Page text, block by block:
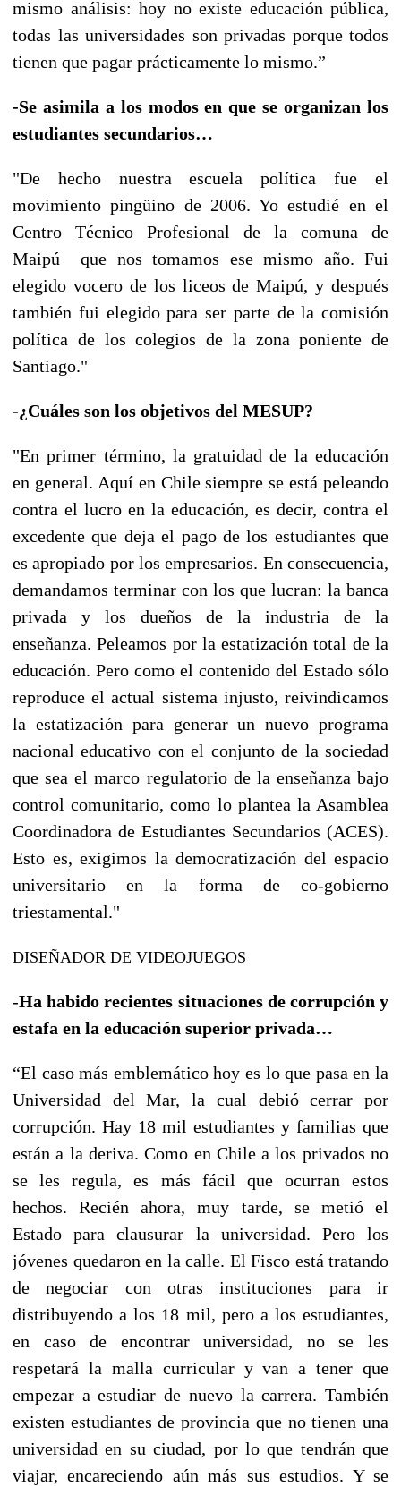
mismo análisis: hoy no existe educación pública,
todas las universidades son privadas porque todos
tienen que pagar prácticamente lo mismo.”
-Se asimila a los modos en que se organizan los
estudiantes secundarios…
"De hecho nuestra escuela política fue el
movimiento pingüino de 2006. Yo estudié en el
Centro Técnico Profesional de la comuna de
Maipú que nos tomamos ese mismo año. Fui
elegido vocero de los liceos de Maipú, y después
también fui elegido para ser parte de la comisión
política de los colegios de la zona poniente de
Santiago."
-¿Cuáles son los objetivos del MESUP?
"En primer término, la gratuidad de la educación
en general. Aquí en Chile siempre se está peleando
contra el lucro en la educación, es decir, contra el
excedente que deja el pago de los estudiantes que
es apropiado por los empresarios. En consecuencia,
demandamos terminar con los que lucran: la banca
privada y los dueños de la industria de la
enseñanza. Peleamos por la estatización total de la
educación. Pero como el contenido del Estado sólo
reproduce el actual sistema injusto, reivindicamos
la estatización para generar un nuevo programa
nacional educativo con el conjunto de la sociedad
que sea el marco regulatorio de la enseñanza bajo
control comunitario, como lo plantea la Asamblea
Coordinadora de Estudiantes Secundarios (ACES).
Esto es, exigimos la democratización del espacio
universitario en la forma de co-gobierno
triestamental."
DISEÑADOR DE VIDEOJUEGOS
-Ha habido recientes situaciones de corrupción y
estafa en la educación superior privada…
“El caso más emblemático hoy es lo que pasa en la
Universidad del Mar, la cual debió cerrar por
corrupción. Hay 18 mil estudiantes y familias que
están a la deriva. Como en Chile a los privados no
se les regula, es más fácil que ocurran estos
hechos. Recién ahora, muy tarde, se metió el
Estado para clausurar la universidad. Pero los
jóvenes quedaron en la calle. El Fisco está tratando
de negociar con otras instituciones para ir
distribuyendo a los 18 mil, pero a los estudiantes,
en caso de encontrar universidad, no se les
respetará la malla curricular y van a tener que
empezar a estudiar de nuevo la carrera. También
existen estudiantes de provincia que no tienen una
universidad en su ciudad, por lo que tendrán que
viajar, encareciendo aún más sus estudios. Y se